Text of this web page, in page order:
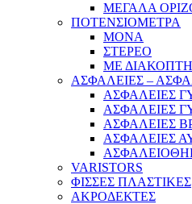
ΜΕΓΑΛΑ
ΠΟΤΕΝΣΙΟΜΕΤΡΑ
ΜΟΝΑ
ΣΤΕΡΕΟ
ΜΕ ΔΙΑΚΟΠΤΗ
ΑΣΦΑΛΕΙΕΣ –
ΑΣΦΑΛΕΙΕΣ
ΑΣΦΑΛΕΙΕΣ
ΑΣΦΑΛΕΙΕΣ
ΑΣΦΑΛΕΙΕΣ
VARISTORS
ΦΙΣΣΕΣ ΠΛΑΣΤΙΚΕΣ
ΑΚΡΟΔΕΚΤΕΣ